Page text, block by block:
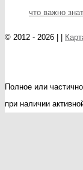
что важно
© 2012 - 2026 | |
Полное или
при наличии